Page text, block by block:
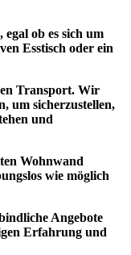
ob es sich um
Esstisch oder ein
Transport. Wir
um sicherzustellen,
und
Wohnwand
wie möglich
Angebote
Erfahrung und